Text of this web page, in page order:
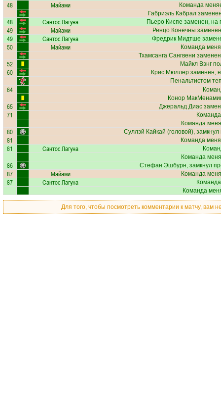
48 Майами
Команда
Габриэль Кабрал
48 Сантос Лагуна Пьеро Киспе заменен, на
49 Майами Ренцо Конечны
49 Сантос Лагуна Фредрик Мидтше
50 Майами
Команда
Тхамсанга Сангвени
52 Майкл Вэнг
60 Крис Мюллер заменен,
Пенальтистом
64
Конор
65 Джеральд Диас
71
Команда
80 Суллэй Кайкай (головой),
81 Команда
81 Сантос Лагуна
Команда
86 Стефан Эшбурн, замкнул
87 Майами Команда
87 Сантос Лагуна
Команда
Для того, чтобы посмотреть комментарии к матчу, вам